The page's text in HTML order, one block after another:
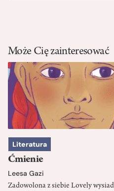
Może Cię zainteresować
Literatura
Ćmienie
Leesa Gazi
Zadowolona z siebie Lovely